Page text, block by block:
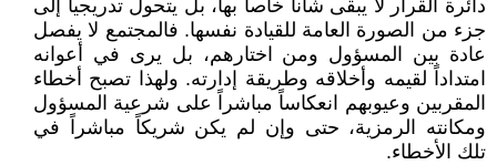
دائرة القرار لا يبقى شأناً خاصاً بها، بل يتحول تدريجياً إلى
جزء من الصورة العامة للقيادة نفسها. فالمجتمع لا يفصل
عادة بين المسؤول ومن اختارهم، بل يرى في أعوانه
امتداداً لقيمه وأخلاقه وطريقة إدارته. ولهذا تصبح أخطاء
المقربين وعيوبهم انعكاساً مباشراً على شرعية المسؤول
ومكانته الرمزية، حتى وإن لم يكن شريكاً مباشراً في
تلك الأخطاء.